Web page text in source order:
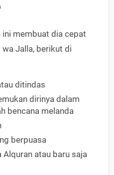
membuat dia cepat
Jalla, berikut di
ditindas
dirinya dalam
bencana melanda
berpuasa
Alquran atau baru saja